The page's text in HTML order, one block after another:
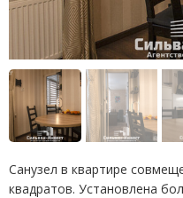
Санузел в квартире
квадратов. Установлена